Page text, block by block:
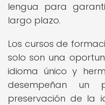
lengua para
largo plazo.
Los cursos de
solo son una
idioma único y
desempeñan
preservación de la